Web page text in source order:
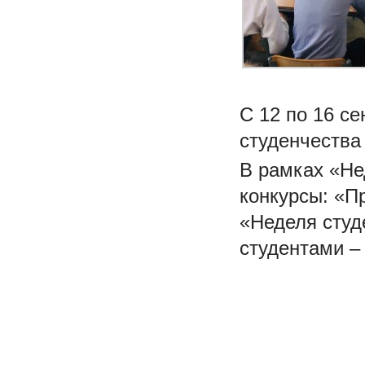
С 12 по 16
В рамках
конкурсы:
«Неделя
студентами